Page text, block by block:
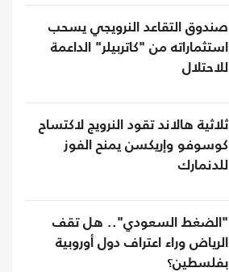
صندوق التقاعد النرويجي يسحب
استثماراته من "كاتربيلر" الداعمة
للاحتلال
ثلاثية هالاند تقود النرويج لاكتساح
كوسوفو وإريكسن يمنح الفوز
للدنمارك
"الضغط السعودي".. هل تقف
الرياض وراء اعتراف دول أوروبية
بفلسطين؟